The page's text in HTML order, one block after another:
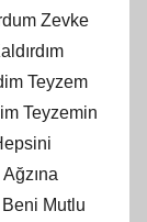
Zevke
Teyzem
Teyzemin
Mutlu